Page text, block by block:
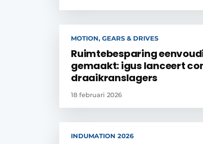
MOTION, GEARS & DRIVES
Ruimtebesparing
gemaakt: igus lanceert
draaikranslagers
18 februari 2026
INDUMATION 2026